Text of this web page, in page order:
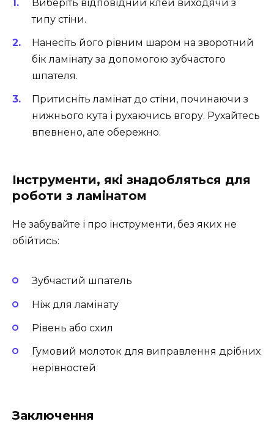
Виберіть відповідний клей виходячи з
типу стіни.
Нанесіть його рівним шаром на зворотний
бік ламінату за допомогою зубчастого
шпателя.
Притисніть ламінат до стіни, починаючи з
нижнього кута і рухаючись вгору. Рухайтесь
впевнено, але обережно.
Інструменти, які знадобляться для
роботи з ламінатом
Не забувайте і про інструменти, без яких не
обійтись:
Зубчастий шпатель
Ніж для ламінату
Рівень або схил
Гумовий молоток для виправлення дрібних
нерівностей
Заключення